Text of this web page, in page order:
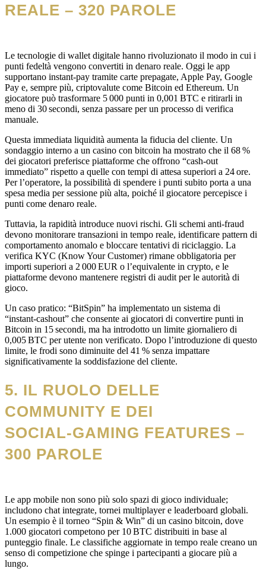
REALE – 320 PAROLE
Le tecnologie di wallet digitale hanno rivoluzionato il modo in cui i
punti fedeltà vengono convertiti in denaro reale. Oggi le app
supportano instant‑pay tramite carte prepagate, Apple Pay, Google
Pay e, sempre più, criptovalute come Bitcoin ed Ethereum. Un
giocatore può trasformare 5 000 punti in 0,001 BTC e ritirarli in
meno di 30 secondi, senza passare per un processo di verifica
manuale.
Questa immediata liquidità aumenta la fiducia del cliente. Un
sondaggio interno a un casino con bitcoin ha mostrato che il 68 %
dei giocatori preferisce piattaforme che offrono “cash‑out
immediato” rispetto a quelle con tempi di attesa superiori a 24 ore.
Per l’operatore, la possibilità di spendere i punti subito porta a una
spesa media per sessione più alta, poiché il giocatore percepisce i
punti come denaro reale.
Tuttavia, la rapidità introduce nuovi rischi. Gli schemi anti‑fraud
devono monitorare transazioni in tempo reale, identificare pattern di
comportamento anomalo e bloccare tentativi di riciclaggio. La
verifica KYC (Know Your Customer) rimane obbligatoria per
importi superiori a 2 000 EUR o l’equivalente in crypto, e le
piattaforme devono mantenere registri di audit per le autorità di
gioco.
Un caso pratico: “BitSpin” ha implementato un sistema di
“instant‑cashout” che consente ai giocatori di convertire punti in
Bitcoin in 15 secondi, ma ha introdotto un limite giornaliero di
0,005 BTC per utente non verificato. Dopo l’introduzione di questo
limite, le frodi sono diminuite del 41 % senza impattare
significativamente la soddisfazione del cliente.
5. IL RUOLO DELLE
COMMUNITY E DEI
SOCIAL‑GAMING FEATURES –
300 PAROLE
Le app mobile non sono più solo spazi di gioco individuale;
includono chat integrate, tornei multiplayer e leaderboard globali.
Un esempio è il torneo “Spin & Win” di un casino bitcoin, dove
1.000 giocatori competono per 10 BTC distribuiti in base al
punteggio finale. Le classifiche aggiornate in tempo reale creano un
senso di competizione che spinge i partecipanti a giocare più a
lungo.